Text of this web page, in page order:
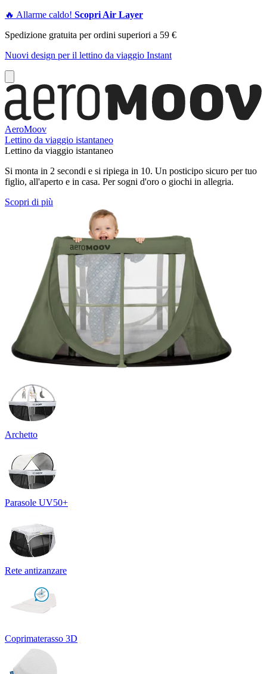
🔥 Allarme caldo! Scopri Air Layer
Spedizione gratuita per ordini superiori a 59 €
Nuovi design per il lettino da viaggio Instant
AeroMoov
Lettino da viaggio istantaneo
Lettino da viaggio istantaneo
Si monta in 2 secondi e si ripiega in 10. Un posticipo sicuro per tuo
figlio, all'aperto e in casa. Per sogni d'oro o giochi in allegria.
Scopri di più
Archetto
Parasole UV50+
Rete antizanzare
Coprimaterasso 3D